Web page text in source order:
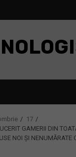
17
GAMERII DIN
NOI ȘI NENUMĂRATE